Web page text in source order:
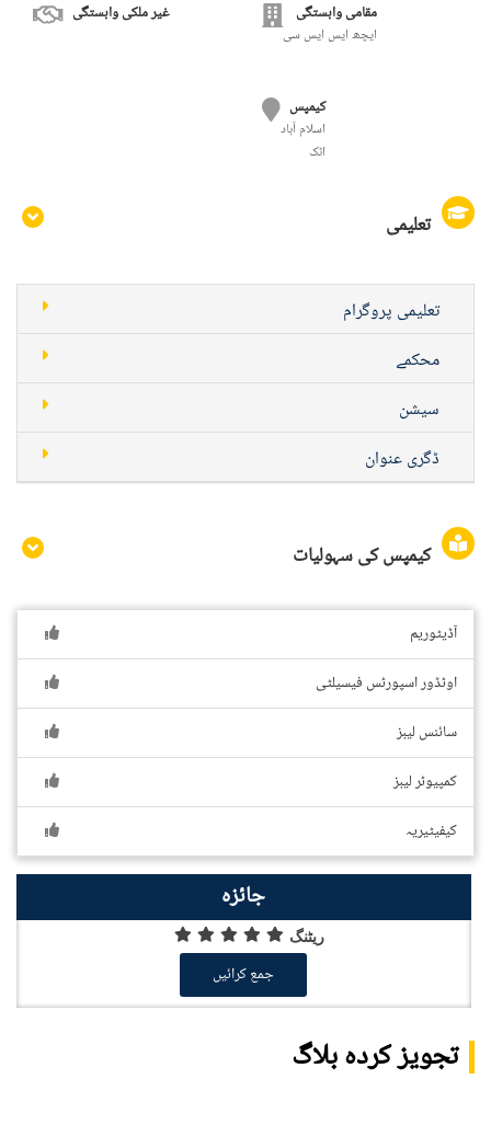
مقامی وابستگی
ایچھ ایس ایس سی
غیر ملکی وابستگی
کیمپس
اسلام آباد
اٹک
تعلیمی
تعلیمی پروگرام
محکمے
سیشن
ڈگری عنوان
کیمپس کی سہولیات
آڈیٹوریم
اوٹڈور اسپورٹس فیسیلٹی
سائنس لیبز
کمپیوٹر لیبز
کیفیٹیریہ
جائزہ
ریٹنگ
جمع کرائیں
تجویز کردہ بلاگ